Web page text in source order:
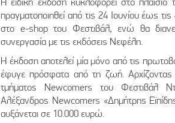
πραγματοποιηθεί από τις 24 Ιουνίου έως
στο e-shop του Φεστιβάλ, ενώ θα
συνεργασία με τις εκδόσεις Νεφέλη.
Η έκδοση αποτελεί μία μόνο από τις
έφυγε πρόσφατα από τη ζωή.
τμήματος Newcomers του Φεστιβάλ
Αλέξανδρος Newcomers «Δημήτρης
αυξάνεται σε 10.000 ευρώ.